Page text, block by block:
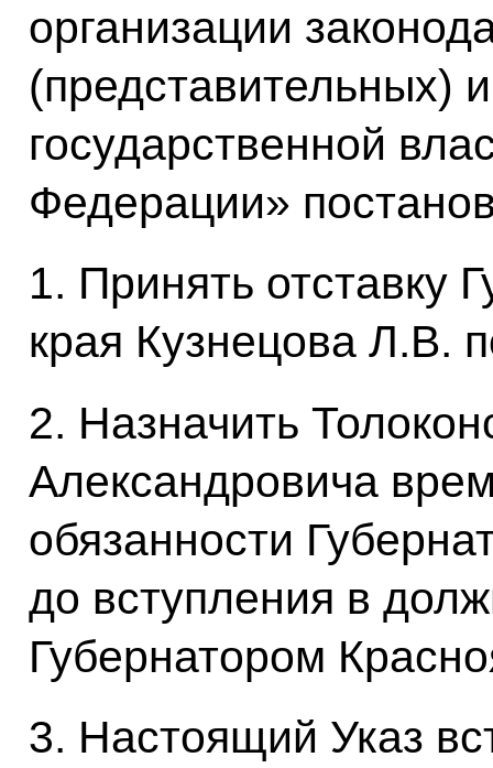
организации
(представительных)
государственной
Федерации»
1. Принять отставку
края Кузнецова Л.В.
2. Назначить
Александровича
обязанности
до вступления в
Губернатором
3. Настоящий Указ